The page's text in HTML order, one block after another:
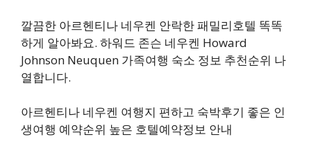
깔끔한 아르헨티나 네우켄 안락한 패밀리호텔 똑똑
하게 알아봐요. 하워드 존슨 네우켄 Howard
Johnson Neuquen 가족여행 숙소 정보 추천순위 나
열합니다.
아르헨티나 네우켄 여행지 편하고 숙박후기 좋은 인
생여행 예약순위 높은 호텔예약정보 안내